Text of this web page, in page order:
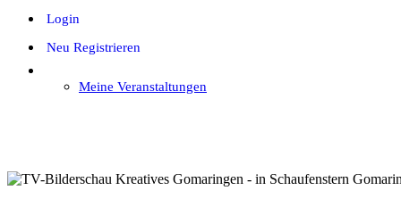
Login
Neu Registrieren
Meine Veranstaltungen